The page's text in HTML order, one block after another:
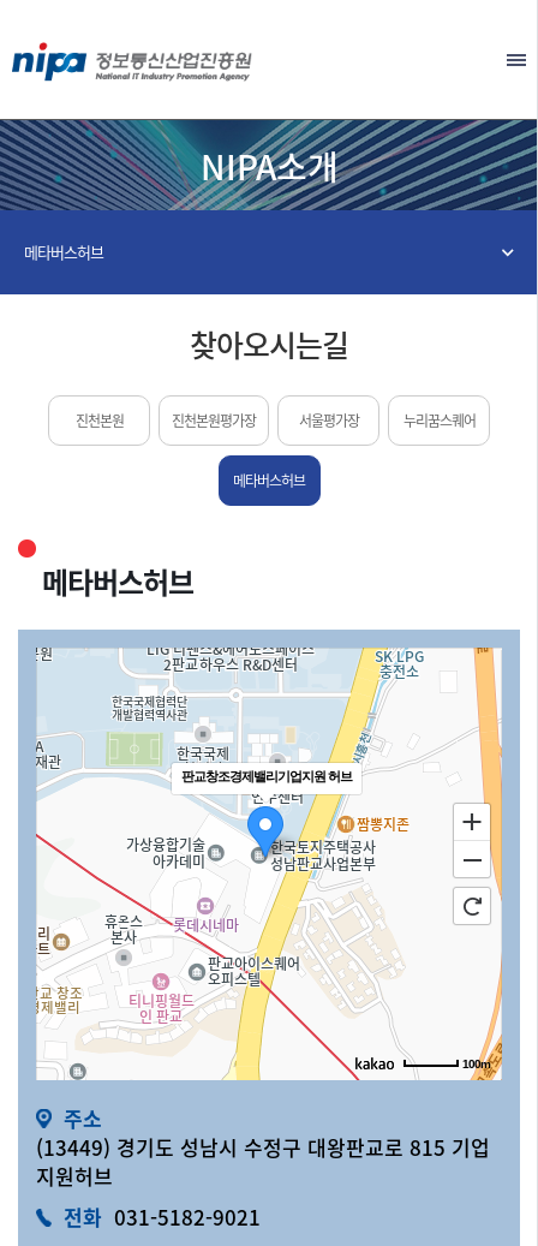
NIPA소개
메타버스허브
찾아오시는길
진천본원 진천본원평가장 서울평가장 누리꿈스퀘어
메타버스허브
메타버스허브
판교창조경제밸리기업지원 허브
100m
주소
(13449) 경기도 성남시 수정구 대왕판교로 815 기업
지원허브
전화 031-5182-9021